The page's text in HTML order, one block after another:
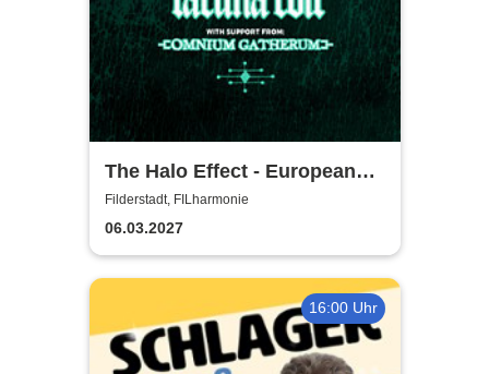
The Halo Effect - European
Tour 2027
Filderstadt, FILharmonie
06.03.2027
16:00 Uhr